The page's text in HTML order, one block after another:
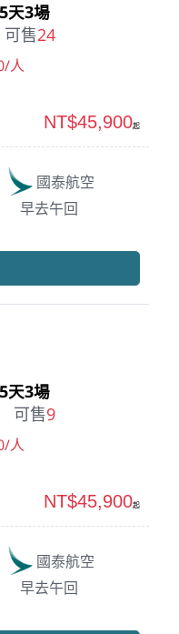
天3場
可售24
人
國泰航空
早去午回
NT$45,900起
天3場
可售9
人
國泰航空
早去午回
NT$45,900起